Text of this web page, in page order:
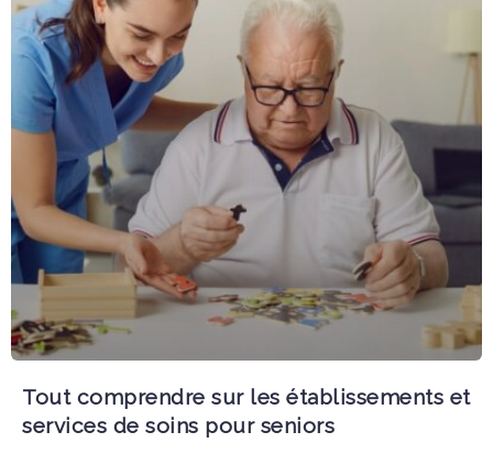
Tout comprendre sur les établissements et
services de soins pour seniors